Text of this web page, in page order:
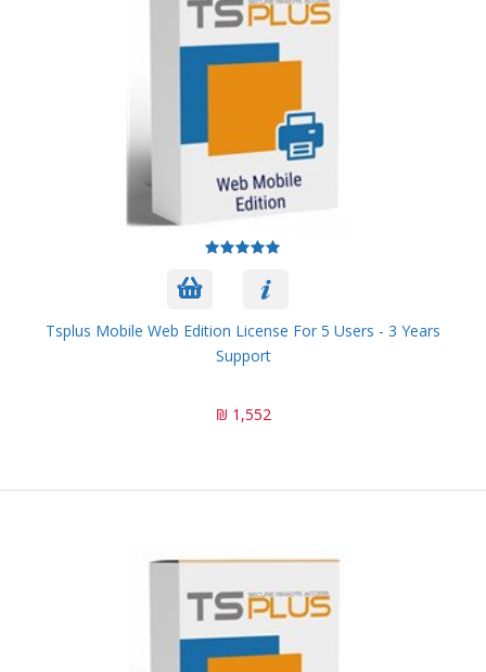
Tsplus Mobile Web Edition License For 5 Users - 3 Years
Support
1,552 ₪